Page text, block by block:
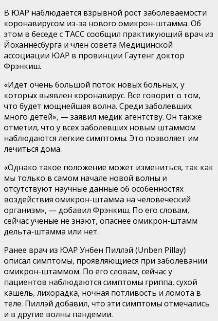
В ЮАР наблюдается взрывной рост заболеваемости
коронавирусом из-за нового омикрон-штамма. Об
этом в беседе с ТАСС сообщил практикующий врач из
Йоханнесбурга и член совета Медицинской
ассоциации ЮАР в провинции Гаутенг доктор
Фрэнкиш.
«Идет очень большой поток новых больных, у
которых выявлен коронавирус. Все говорит о том,
что будет мощнейшая волна. Среди заболевших
много детей», — заявил медик агентству. Он также
отметил, что у всех заболевших новым штаммом
наблюдаются легкие симптомы. Это позволяет им
лечиться дома.
«Однако такое положение может измениться, так как
мы только в самом начале новой волны и
отсутствуют научные данные об особенностях
воздействия омикрон-штамма на человеческий
организм», — добавил Фрэнкиш. По его словам,
сейчас ученые не знают, опаснее омикрон-штамм
дельта-штамма или нет.
Ранее врач из ЮАР Унбен Пиллэй (Unben Pillay)
описал симптомы, проявляющиеся при заболевании
омикрон-штаммом. По его словам, сейчас у
пациентов наблюдаются симптомы гриппа, сухой
кашель, лихорадка, ночная потливость и ломота в
теле. Пиллэй добавил, что эти симптомы отмечались
и в другие волны пандемии.